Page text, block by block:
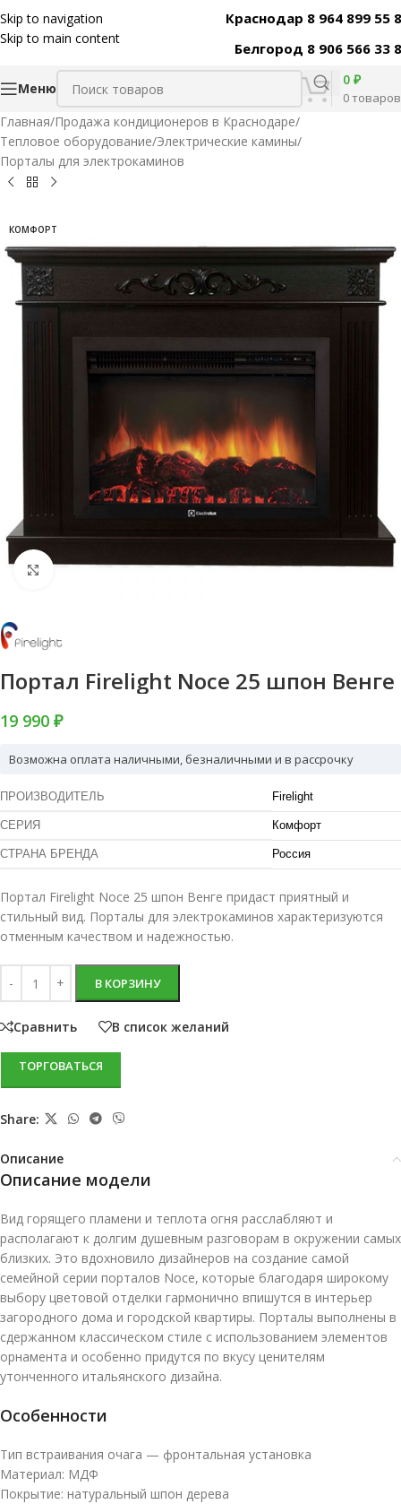
Skip to navigation
Skip to main content
Краснодар 8 964 899 55
Белгород 8 906 566 33
Меню
0товаров
0 ₽
Главная/Продажа кондиционеров в Краснодаре/
Тепловое оборудование/Электрические камины/
Порталы для электрокаминов
Код товара:31371
КОМФОРТ
Нажмите, чтобы увеличить
Портал Firelight Noce 25 шпон Венге
19 990 ₽
Возможна оплата наличными, безналичными и в рассрочку
ПРОИЗВОДИТЕЛЬ Firelight
СЕРИЯ Комфорт
СТРАНА БРЕНДА Россия
Портал Firelight Noce 25 шпон Венге придаст приятный и
стильный вид. Порталы для электрокаминов характеризуются
отменным качеством и надежностью.
В КОРЗИНУ
Сравнить В список желаний
ТОРГОВАТЬСЯ
Share:
Описание
Описание модели
Вид горящего пламени и теплота огня расслабляют и
располагают к долгим душевным разговорам в окружении самых
близких. Это вдохновило дизайнеров на создание самой
семейной серии порталов Noce, которые благодаря широкому
выбору цветовой отделки гармонично впишутся в интерьер
загородного дома и городской квартиры. Порталы выполнены в
сдержанном классическом стиле с использованием элементов
орнамента и особенно придутся по вкусу ценителям
утонченного итальянского дизайна.
Особенности
Тип встраивания очага — фронтальная установка
Материал: МДФ
Покрытие: натуральный шпон дерева